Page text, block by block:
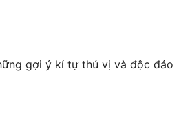
gợi ý kí tự thú vị và độc đáo